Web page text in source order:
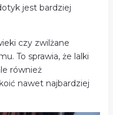
jest bardziej
czy zwilżane
To sprawia, że lalki
również
nawet najbardziej